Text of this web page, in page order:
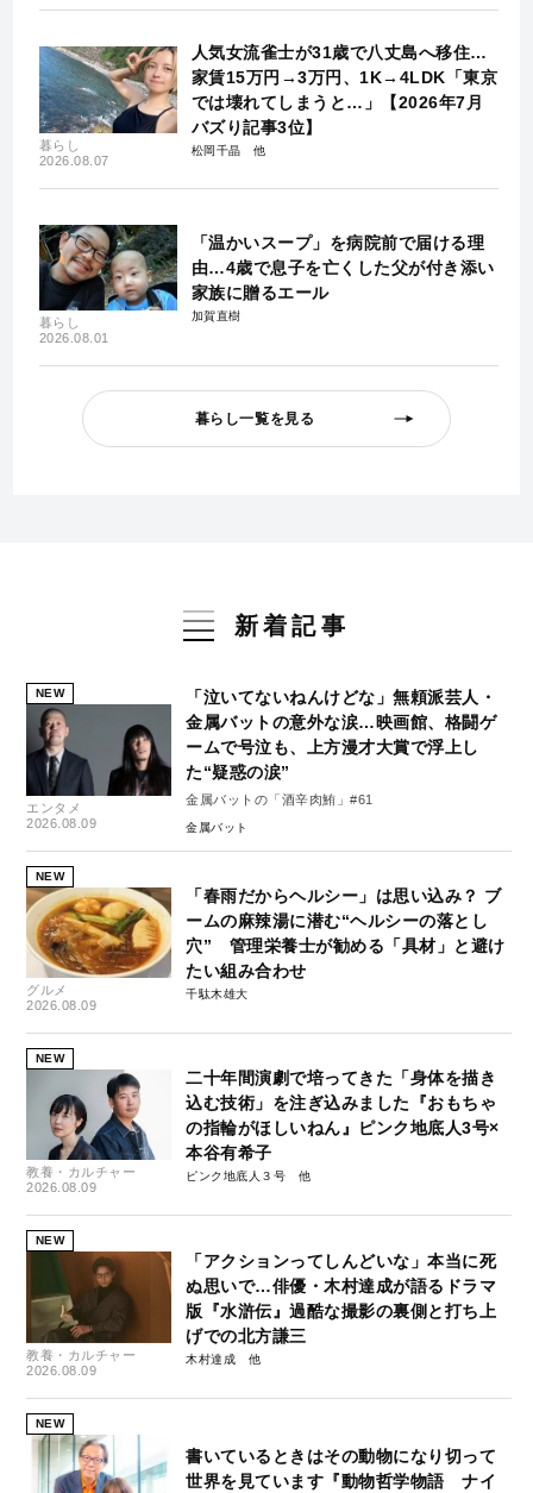
暮らし
2026.08.07
人気女流雀士が31歳で八丈島へ移住…
家賃15万円→3万円、1K→4LDK「東京
では壊れてしまうと…」【2026年7月
バズり記事3位】
松岡千晶
暮らし
2026.08.01
「温かいスープ」を病院前で届ける理
由…4歳で息子を亡くした父が付き添い
家族に贈るエール
加賀直樹
暮らし一覧を見る
新着記事
NEW
エンタメ
2026.08.09
「泣いてないねんけどな」無頼派芸人・
金属バットの意外な涙…映画館、格闘ゲ
ームで号泣も、上方漫才大賞で浮上し
た“疑惑の涙”
金属バットの「酒辛肉鮪」#61
金属バット
NEW
グルメ
2026.08.09
「春雨だからヘルシー」は思い込み？ ブ
ームの麻辣湯に潜む“ヘルシーの落とし
穴” 管理栄養士が勧める「具材」と避け
たい組み合わせ
千駄木雄大
NEW
教養・カルチャー
2026.08.09
二十年間演劇で培ってきた「身体を描き
込む技術」を注ぎ込みました『おもちゃ
の指輪がほしいねん』ピンク地底人3号×
本谷有希子
ピンク地底人３号
NEW
教養・カルチャー
2026.08.09
「アクションってしんどいな」本当に死
ぬ思いで…俳優・木村達成が語るドラマ
版『水滸伝』過酷な撮影の裏側と打ち上
げでの北方謙三
木村達成
NEW
書いているときはその動物になり切って
世界を見ています『動物哲学物語 ナイ